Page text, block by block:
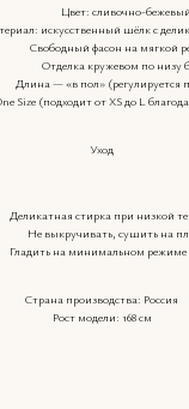
Цвет: сливочно-бежевый
искусственный шёлк с
Свободный фасон на мягкой
Отделка кружевом по низу
Длина — «в пол» (регулируется
Size (подходит от XS до L
Уход
Деликатная стирка при низкой
Не выкручивать, сушить на
Гладить на минимальном режиме
Страна производства: Россия
Рост модели: 168 см